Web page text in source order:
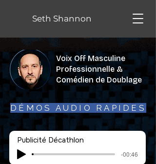
Seth Shannon
Voix Off Masculine
Professionnelle &
Comédien de Doublage
DÉMOS AUDIO RAPIDES
Publicité Décathlon
-00:46